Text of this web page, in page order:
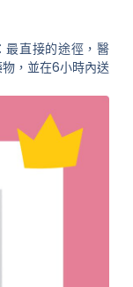
：最直接的途徑，醫
，並在6小時內送